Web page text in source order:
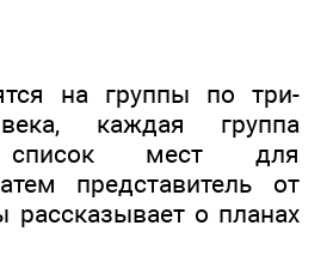
на группы по три-
каждая группа
список мест для
представитель от
рассказывает о планах